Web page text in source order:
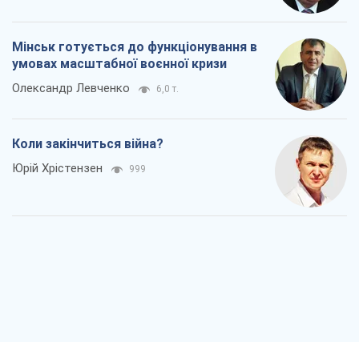
Мінськ готується до функціонування в
умовах масштабної воєнної кризи
Олександр Левченко 6,0 т.
Коли закінчиться війна?
Юрій Хрістензен 999